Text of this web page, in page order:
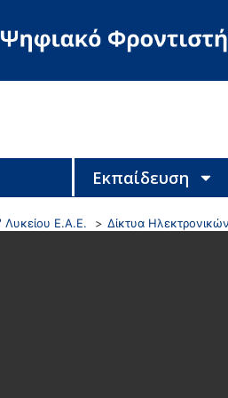
Εκπαίδευση
Λυκείου Ε.Α.Ε. Δίκτυα